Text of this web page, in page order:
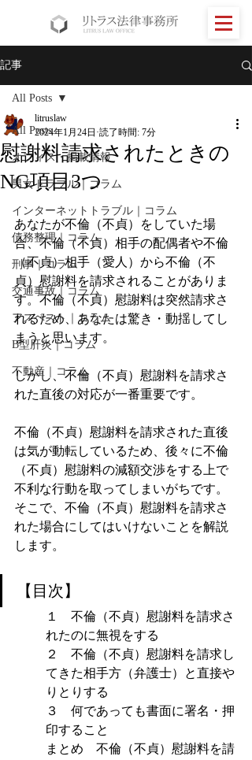
記事
All Posts
オフィス・掲載情報
男女トラブル｜コラム
インターネットトラブル｜コラム
債務整理｜コラム
刑事｜コラム
交通事故｜コラム
アスベスト｜コラム
B型肝炎｜コラム
不動産｜コラム
All Posts
慰謝料請求されたときの
NG項目3つ
litruslaw
2024年1月24日 読了時間: 7分
あなたが不倫（不貞）をしていた場
合、不倫（不貞）相手の配偶者や不倫
（不貞）相手（愛人）から不倫（不
貞）慰謝料を請求されることがありま
す。不倫（不貞）慰謝料は突然請求さ
れるため、あなたは驚き・動揺してし
まうと思います。
しかし、不倫（不貞）慰謝料を請求さ
れた直後の対応が一番重要です。
不倫（不貞）慰謝料を請求された直後
は気が動転しているため、後々に不倫
（不貞）慰謝料の減額交渉をする上で
不利な行動を取ってしまいがちです。
そこで、不倫（不貞）慰謝料を請求さ
れた場合にしてはいけないことを解説
します。
【目次】
１　不倫（不貞）慰謝料を請求さ
れたのに無視をする
２　不倫（不貞）慰謝料を請求し
てきた相手方（弁護士）と直接や
りとりする
３　何であっても書面に署名・押
印すること
まとめ　不倫（不貞）慰謝料を請